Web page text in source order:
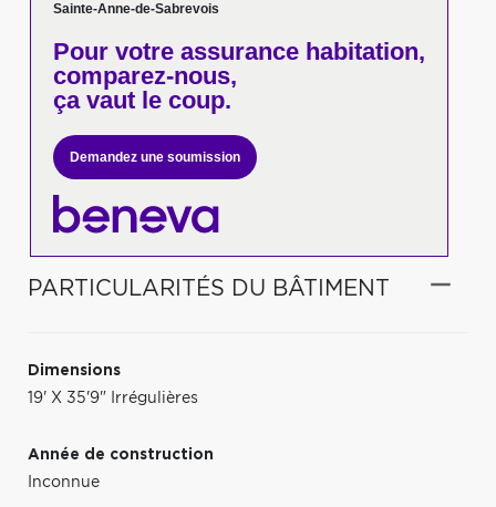
Sainte-Anne-de-Sabrevois
Pour votreassurance habitation,
comparez-nous,
ça vaut le coup.
Demandez une soumission
PARTICULARITÉS DU BÂTIMENT
Dimensions
19' X 35'9" Irrégulières
Année de construction
Inconnue